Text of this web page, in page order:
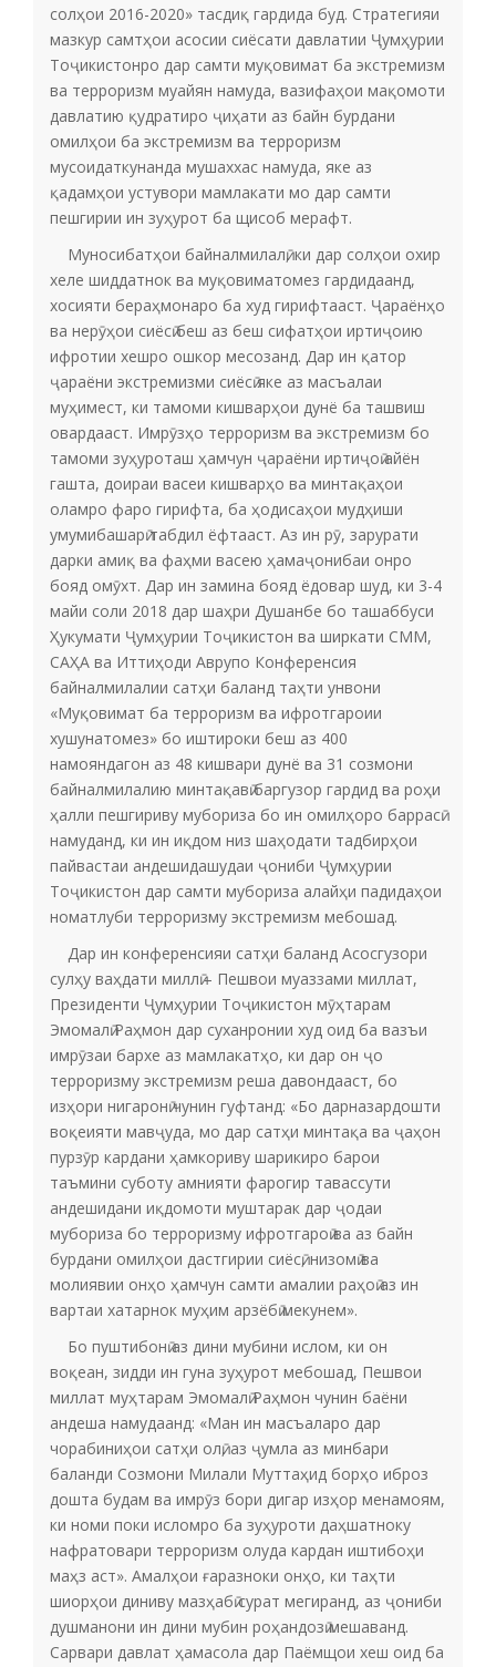
солҳои 2016-2020» тасдиқ гардида буд. Стратегияи
мазкур самтҳои асосии сиёсати давлатии Ҷумҳурии
Тоҷикистонро дар самти муқовимат ба экстремизм
ва терроризм муайян намуда, вазифаҳои мақомоти
давлатию қудратиро ҷиҳати аз байн бурдани
омилҳои ба экстремизм ва терроризм
мусоидаткунанда мушаххас намуда, яке аз
қадамҳои устувори мамлакати мо дар самти
пешгирии ин зуҳурот ба щисоб мерафт.
Муносибатҳои байналмилалӣ, ки дар солҳои охир
хеле шиддатнок ва муқовиматомез гардидаанд,
хосияти бераҳмонаро ба худ гирифтааст. Ҷараёнҳо
ва нерӯҳои сиёсӣ беш аз беш сифатҳои иртиҷоию
ифротии хешро ошкор месозанд. Дар ин қатор
ҷараёни экстремизми сиёсӣ яке аз масъалаи
муҳимест, ки тамоми кишварҳои дунё ба ташвиш
овардааст. Имрӯзҳо терроризм ва экстремизм бо
тамоми зуҳуроташ ҳамчун ҷараёни иртиҷоӣ айён
гашта, доираи васеи кишварҳо ва минтақаҳои
оламро фаро гирифта, ба ҳодисаҳои мудҳиши
умумибашарӣ табдил ёфтааст. Аз ин рӯ, зарурати
дарки амиқ ва фаҳми васею ҳамаҷонибаи онро
бояд омӯхт. Дар ин замина бояд ёдовар шуд, ки 3-4
майи соли 2018 дар шаҳри Душанбе бо ташаббуси
Ҳукумати Ҷумҳурии Тоҷикистон ва ширкати СММ,
САҲА ва Иттиҳоди Аврупо Конференсия
байналмилалии сатҳи баланд таҳти унвони
«Муқовимат ба терроризм ва ифротгароии
хушунатомез» бо иштироки беш аз 400
намояндагон аз 48 кишвари дунё ва 31 созмони
байналмилалию минтақавӣ баргузор гардид ва роҳи
ҳалли пешгириву мубориза бо ин омилҳоро баррасӣ
намуданд, ки ин иқдом низ шаҳодати тадбирҳои
пайвастаи андешидашудаи ҷониби Ҷумҳурии
Тоҷикистон дар самти мубориза алайҳи падидаҳои
номатлуби терроризму экстремизм мебошад.
Дар ин конференсияи сатҳи баланд Асосгузори
сулҳу ваҳдати миллӣ – Пешвои муаззами миллат,
Президенти Ҷумҳурии Тоҷикистон мӯҳтарам
Эмомалӣ Раҳмон дар суханронии худ оид ба вазъи
имрӯзаи бархе аз мамлакатҳо, ки дар он ҷо
терроризму экстремизм реша давондааст, бо
изҳори нигаронӣ чунин гуфтанд: «Бо дарназардошти
воқеияти мавҷуда, мо дар сатҳи минтақа ва ҷаҳон
пурзӯр кардани ҳамкориву шарикиро барои
таъмини суботу амнияти фарогир тавассути
андешидани иқдомоти муштарак дар ҷодаи
мубориза бо терроризму ифротгароӣ ва аз байн
бурдани омилҳои дастгирии сиёсӣ, низомӣ ва
молиявии онҳо ҳамчун самти амалии раҳоӣ аз ин
вартаи хатарнок муҳим арзёбӣ мекунем».
Бо пуштибонӣ аз дини мубини ислом, ки он
воқеан, зидди ин гуна зуҳурот мебошад, Пешвои
миллат муҳтарам Эмомалӣ Раҳмон чунин баёни
андеша намудаанд: «Ман ин масъаларо дар
чорабиниҳои сатҳи олӣ, аз ҷумла аз минбари
баланди Созмони Милали Муттаҳид борҳо иброз
дошта будам ва имрӯз бори дигар изҳор менамоям,
ки номи поки исломро ба зуҳуроти даҳшатноку
нафратовари терроризм олуда кардан иштибоҳи
маҳз аст». Амалҳои ғаразноки онҳо, ки таҳти
шиорҳои диниву мазҳабӣ сурат мегиранд, аз ҷониби
душманони ин дини мубин роҳандозӣ мешаванд.
Сарвари давлат ҳамасола дар Паёмщои хеш оид ба